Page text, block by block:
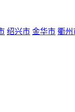
绍兴市 金华市 衢州